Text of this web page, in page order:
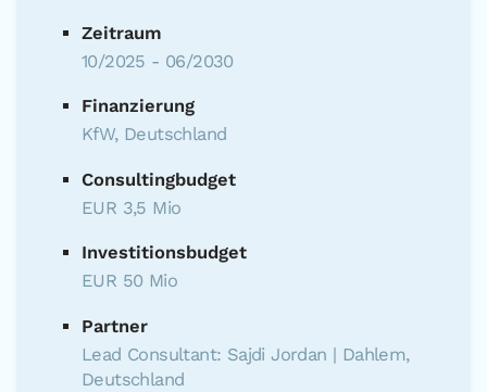
Zeitraum
10/2025 - 06/2030
Finanzierung
KfW, Deutschland
Consultingbudget
EUR 3,5 Mio
Investitionsbudget
EUR 50 Mio
Partner
Lead Consultant: Sajdi Jordan | Dahlem,
Deutschland